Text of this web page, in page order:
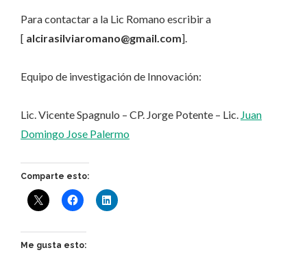
Para contactar a la Lic Romano escribir a
[ alcirasilviaromano@gmail.com].
Equipo de investigación de Innovación:
Lic. Vicente Spagnulo – CP. Jorge Potente – Lic. Juan
Domingo Jose Palermo
Comparte esto:
Me gusta esto: